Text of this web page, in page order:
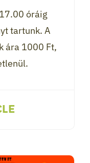
óráig
tartunk. A
ára 1000 Ft,